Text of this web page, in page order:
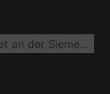
Erschiessung neues Gewerbegebiet an der Siemensstraße mit HeKa Fenster und Türen